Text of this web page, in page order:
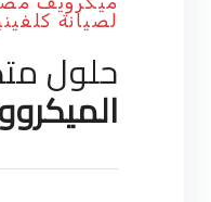
لصيانة
حلول